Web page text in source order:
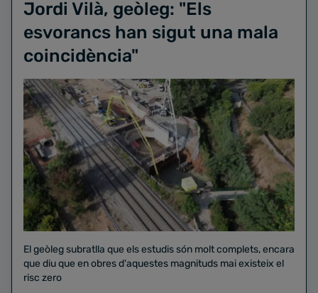
Jordi Vilà, geòleg: "Els
esvorancs han sigut una mala
coincidència"
El geòleg subratlla que els estudis són molt complets, encara
que diu que en obres d'aquestes magnituds mai existeix el
risc zero